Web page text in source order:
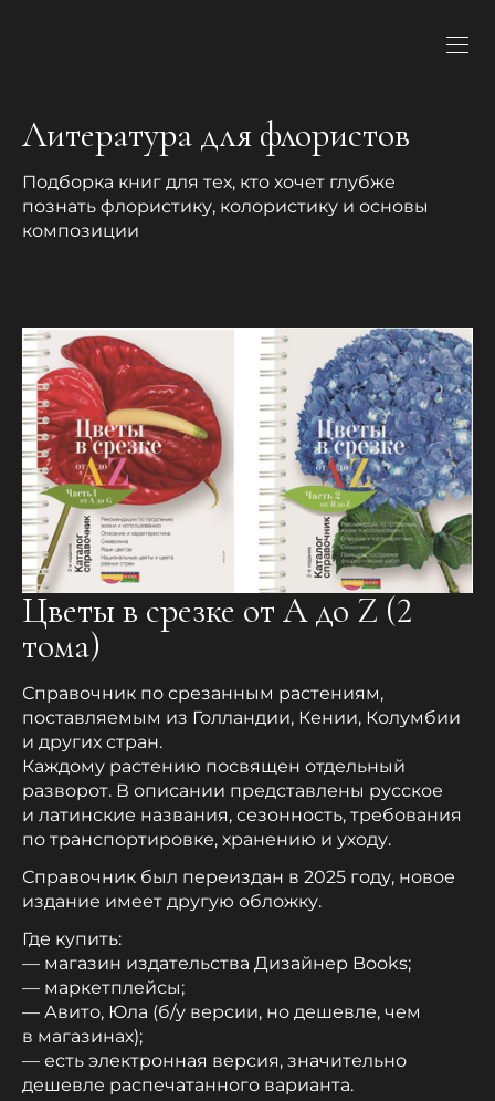
Литература для флористов
Подборка книг для тех, кто хочет глубже
познать флористику, колористику и основы
композиции
Цветы в срезке от A до Z (2
тома)
Справочник по срезанным растениям,
поставляемым из Голландии, Кении, Колумбии
и других стран.
Каждому растению посвящен отдельный
разворот. В описании представлены русское
и латинские названия, сезонность, требования
по транспортировке, хранению и уходу.
Справочник был переиздан в 2025 году, новое
издание имеет другую обложку.
Где купить:
— магазин издательства Дизайнер Books;
— маркетплейсы;
— Авито, Юла (б/у версии, но дешевле, чем
в магазинах);
— есть электронная версия, значительно
дешевле распечатанного варианта.